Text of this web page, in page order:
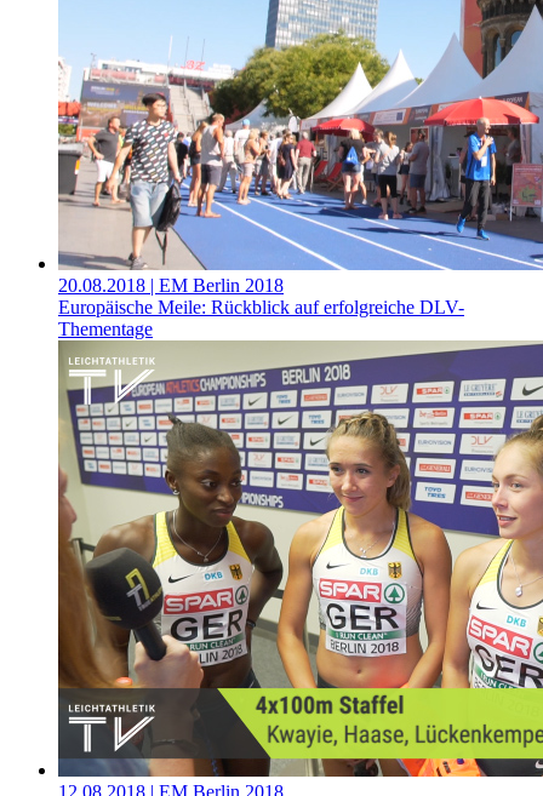
20.08.2018 | EM Berlin 2018
Europäische Meile: Rückblick auf erfolgreiche DLV-
Thementage
12.08.2018 | EM Berlin 2018